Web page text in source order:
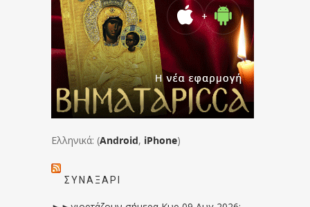
Ελληνικά: (Android, iPhone)
ΣΥΝΑΞΆΡΙ